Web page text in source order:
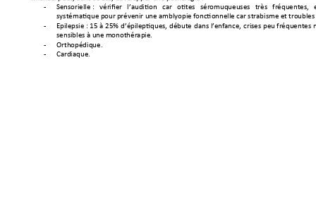
-
Sensoriel le : vérifier l’audition car otites séromuqueuses très fréquentes,
systématique pour prévenir une amblyopie fonctionnelle car strabisme et troubles
-
Epilepsie : 15 à 25% d’épileptiques, débute dans l’enfance, crises peu fréquentes
sensibles à une monothérapie.
-
Orthopédique.
-
Cardiaque.